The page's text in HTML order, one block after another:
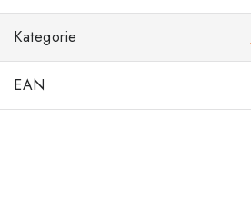
Kategorie
EAN